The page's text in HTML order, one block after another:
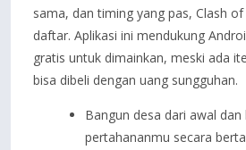
sama, dan timing yang pas, Clash
daftar. Aplikasi ini mendukung
gratis untuk dimainkan, meski ada
bisa dibeli dengan uang sungguhan.
Bangun desa dari awal dan
pertahananmu secara